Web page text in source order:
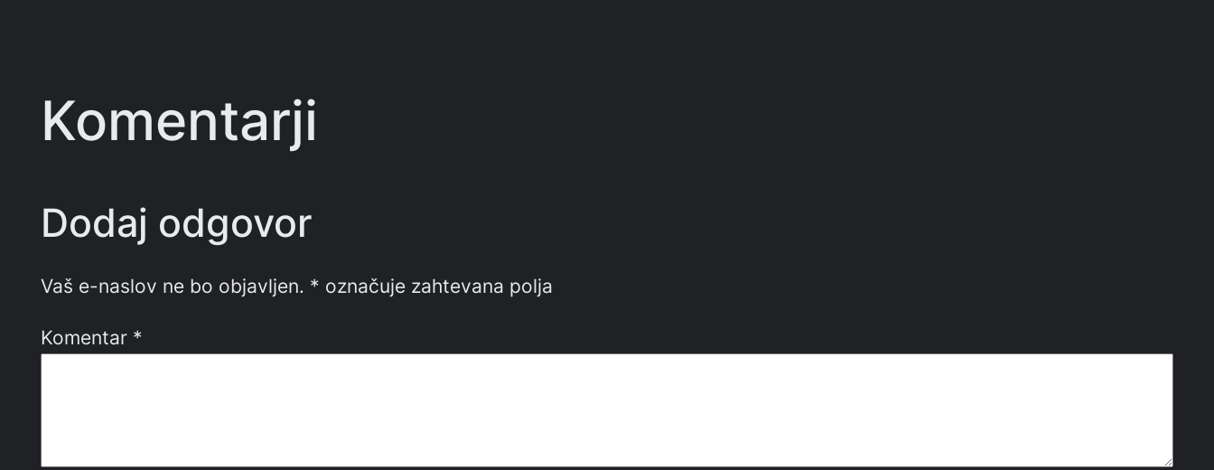
Komentarji
Dodaj odgovor
Vaš e-naslov ne bo objavljen. * označuje zahtevana polja
Komentar *